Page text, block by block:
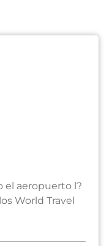
el aeropuerto l?
World Travel